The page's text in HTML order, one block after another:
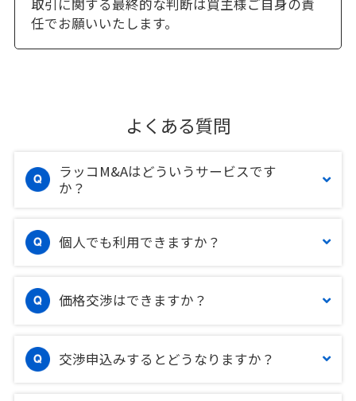
取引に関する最終的な判断は買主様ご自身の責
任でお願いいたします。
よくある質問
ラッコM&Aはどういうサービスです
か？
個人でも利用できますか？
価格交渉はできますか？
交渉申込みするとどうなりますか？